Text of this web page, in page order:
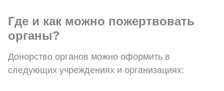
Где и как можно пожертвовать
органы?
Донорство органов можно оформить в
следующих учреждениях и организациях: